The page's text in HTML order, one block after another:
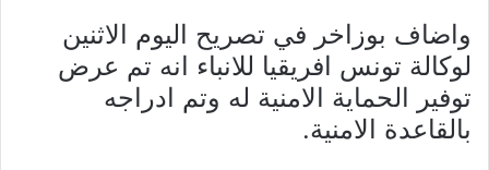
واضاف بوزاخر في تصريح اليوم الاثنين
لوكالة تونس افريقيا للانباء انه تم عرض
توفير الحماية الامنية له وتم ادراجه
بالقاعدة الامنية.